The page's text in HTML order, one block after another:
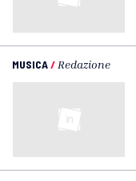
MUSICA/ Redazione